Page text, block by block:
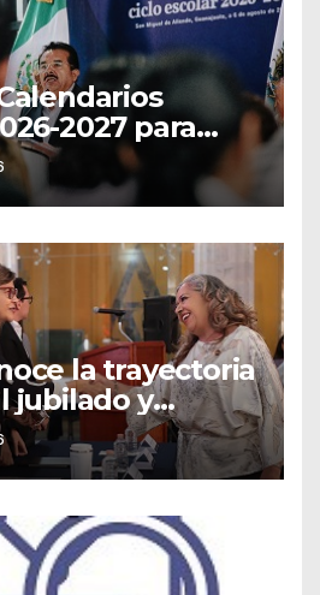
2027 para
la trayectoria
jubilado y
legado